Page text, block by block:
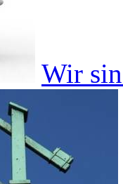
Wir